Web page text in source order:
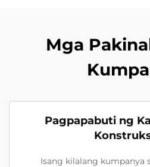
Mga
Pagpapabuti ng
Isang kilalang kumpanya